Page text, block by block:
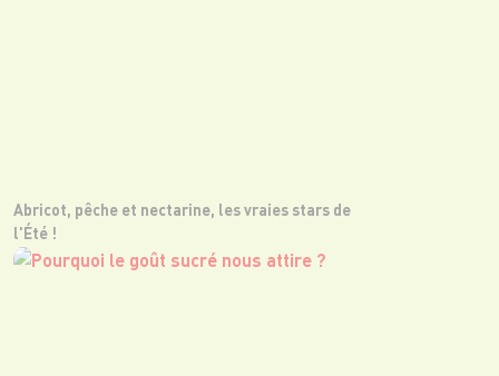
Abricot, pêche et nectarine, les vraies stars de
l'Été !